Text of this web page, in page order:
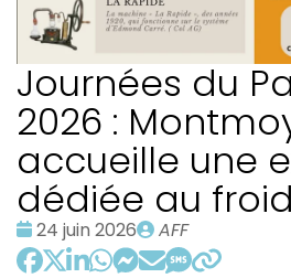
Journées du
2026 :
accueille une
dédiée au
Date
:
24 juin 2026
Publié
par
AFF